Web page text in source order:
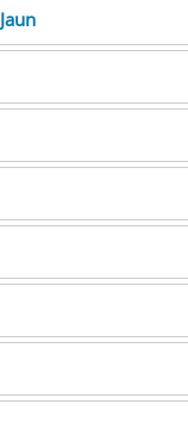
Jaun